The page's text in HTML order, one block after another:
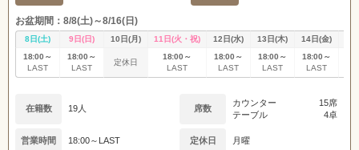
お盆期間：8/8(土)～8/16(日)
8日(土) 9日(日) 10日(月) 11日(火・祝) 12日(水) 13日(木) 14日(金)
18:00～
LAST
18:00～
LAST
定休日
18:00～
LAST
18:00～
LAST
18:00～
LAST
18:00～
LAST
在籍数 19人 席数
カウンター
15席
テーブル
4卓
営業時間 18:00～LAST 定休日 月曜